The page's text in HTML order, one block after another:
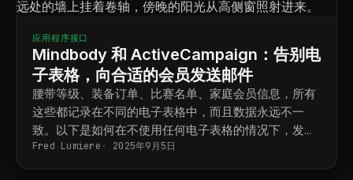
应用程序接口
Mindbody 和 ActiveCampaign：告别电
子表格，向合适的会员发送邮件
腰带等级、装备订单、比赛名单、家庭会员信息，所有
这些都记录在不同的电子表格中，而且数据永远不一
致。以下是如何在不使用任何电子表格的情况下，发送
精准的、有针对性的会员邮件。
Fred Lumiere 2025年9月5日